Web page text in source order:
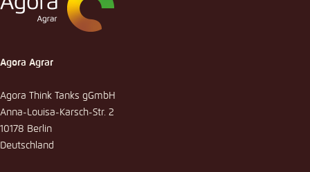
Agora Agrar
Agora Think Tanks gGmbH
Anna-Louisa-Karsch-Str. 2
10178 Berlin
Deutschland